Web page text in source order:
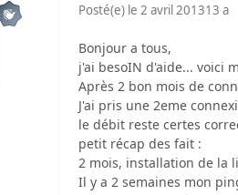
Posté(e) le 2 avril 201313 a
Bonjour a tous,
j'ai besoIN d'aide... voici
Après 2 bon mois de
J'ai pris une 2eme
le débit reste certes
petit récap des fait :
2 mois, installation de la
Il y a 2 semaines mon